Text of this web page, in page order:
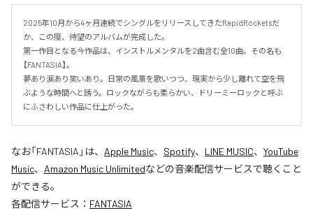
2025年10月から4ヶ月連続でシングルをリリースしてきたRapidRocketsだ
か、この度、待望のアルバムが完成した。
第一作目となる今作品は、インストルメンタルを2曲含む全10曲。その名も
【FANTASIA】。
夢あり涙あり笑いあり。日常の風景を歌いつつ、現実から少し離れて空を飛
ぶような時間へと誘う。ロックながらも柔らかい、ドリーミーロックと呼ぶ
にふさわしい作品に仕上がった。
なお「FANTASIA 」は、 Apple Music、 Spotify、 LINE MUSIC、 YouTube
Music、 Amazon Music Unlimitedなどの音楽配信サービスで聴くこと
ができる。
各配信サービス： FANTASIA